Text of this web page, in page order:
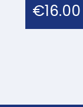
€16.00